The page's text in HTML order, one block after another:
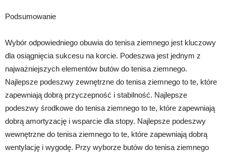
Podsumowanie
Wybór odpowiedniego obuwia do tenisa ziemnego jest kluczowy
dla osiągnięcia sukcesu na korcie. Podeszwa jest jednym z
najważniejszych elementów butów do tenisa ziemnego.
Najlepsze podeszwy zewnętrzne do tenisa ziemnego to te, które
zapewniają dobrą przyczepność i stabilność. Najlepsze
podeszwy środkowe do tenisa ziemnego to te, które zapewniają
dobrą amortyzację i wsparcie dla stopy. Najlepsze podeszwy
wewnętrzne do tenisa ziemnego to te, które zapewniają dobrą
wentylację i wygodę. Przy wyborze butów do tenisa ziemnego